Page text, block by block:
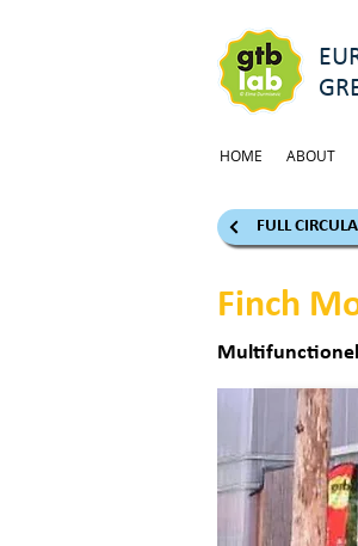
HOME ABOUT
FULL
Finch